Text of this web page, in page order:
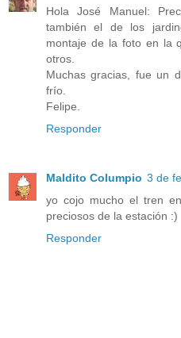
Hola José Manuel:
también el de los
montaje de la foto en la
otros.
Muchas gracias, fue un
frío.
Felipe.
Responder
Maldito Columpio 3 de
yo cojo mucho el tren
preciosos de la estación :)
Responder